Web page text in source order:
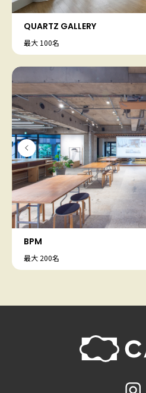
QUARTZ GALLERY
最大 100名
BPM
最大 200名